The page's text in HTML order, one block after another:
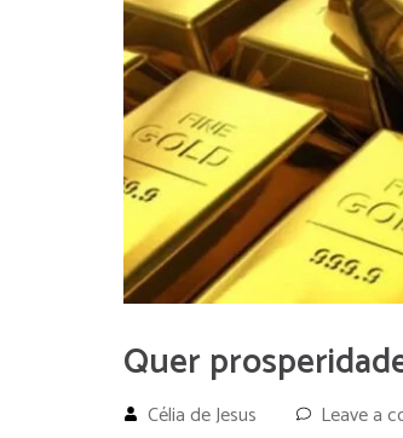
Quer
Célia de Jesus Leave a